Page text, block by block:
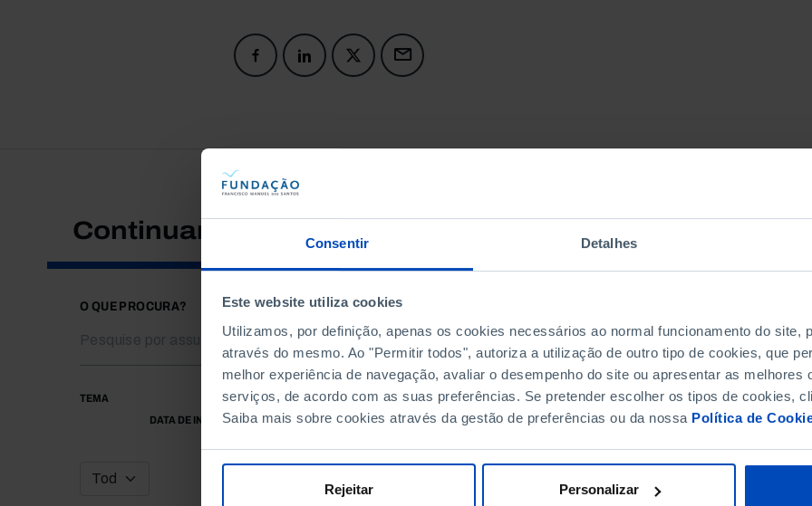
Consentir Detalhes
Este website utiliza cookies
Utilizamos, por definição, apenas os cookies necessários ao normal funcionamento do site,
através do mesmo. Ao "Permitir todos", autoriza a utilização de outro tipo de cookies, que
melhor experiência de navegação, avaliar o desempenho do site ou apresentar as melhores
serviços, de acordo com as suas preferências. Se pretender escolher os tipos de cookies,
Saiba mais sobre cookies através da gestão de preferências ou da nossa Política de
Rejeitar Personalizar
Continuar a pesquisar
O QUE PROCURA?
TEMA
DATA DE INÍCIO
DATA DE FIM